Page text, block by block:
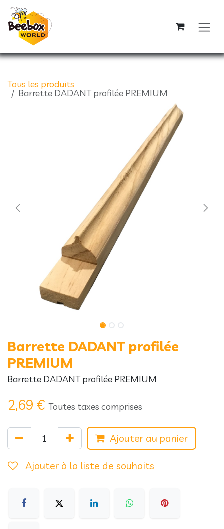
Se rendre au contenu
Tous les produits
Barrette DADANT profilée PREMIUM
Barrette DADANT profilée
PREMIUM
Barrette DADANT profilée PREMIUM
2,69 € Toutes taxes comprises
Ajouter au panier
Ajouter à la liste de souhaits